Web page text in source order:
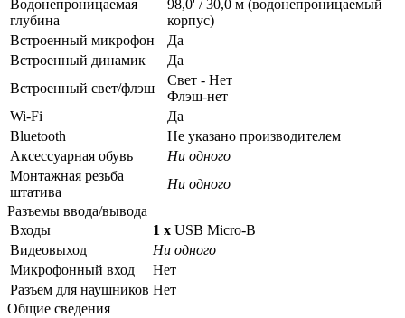
Водонепроницаемая
глубина
98,0' / 30,0 м (водонепроницаемый
корпус)
Встроенный микрофон
Да
Встроенный динамик
Да
Встроенный свет/флэш
Свет - Нет
Флэш-нет
Wi-Fi
Да
Bluetooth
Не указано производителем
Аксессуарная обувь
Ни одного
Монтажная резьба
штатива
Ни одного
Разъемы ввода/вывода
Входы
1 x USB Micro-B
Видеовыход
Ни одного
Микрофонный вход
Нет
Разъем для наушников Нет
Общие сведения